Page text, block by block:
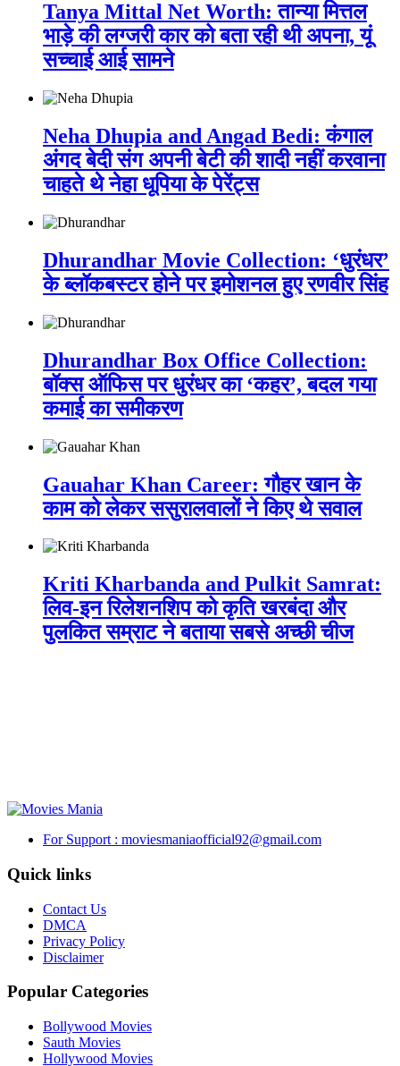
Tanya Mittal Net Worth: तान्या मित्तल
भाड़े की लग्जरी कार को बता रही थी अपना, यूं
सच्चाई आई सामने
Neha Dhupia and Angad Bedi: कंगाल
अंगद बेदी संग अपनी बेटी की शादी नहीं करवाना
चाहते थे नेहा धूपिया के पेरेंट्स
Dhurandhar Movie Collection: ‘धुरंधर’
के ब्लॉकबस्टर होने पर इमोशनल हुए रणवीर सिंह
Dhurandhar Box Office Collection:
बॉक्स ऑफिस पर धुरंधर का ‘कहर’, बदल गया
कमाई का समीकरण
Gauahar Khan Career: गौहर खान के
काम को लेकर ससुरालवालों ने किए थे सवाल
Kriti Kharbanda and Pulkit Samrat:
लिव-इन रिलेशनशिप को कृति खरबंदा और
पुलकित सम्राट ने बताया सबसे अच्छी चीज
For Support : moviesmaniaofficial92@gmail.com
Quick links
Contact Us
DMCA
Privacy Policy
Disclaimer
Popular Categories
Bollywood Movies
Sauth Movies
Hollywood Movies